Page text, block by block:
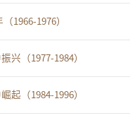
1966-1976）
兴（1977-1984）
起（1984-1996）